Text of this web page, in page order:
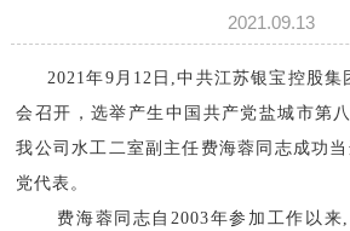
2021.09.13
2021年9月12日,中共江苏银宝控股集
会召开，选举产生中国共产党盐城市第
我公司水工二室副主任费海蓉同志成功
党代表。
费海蓉同志自2003年参加工作以来,